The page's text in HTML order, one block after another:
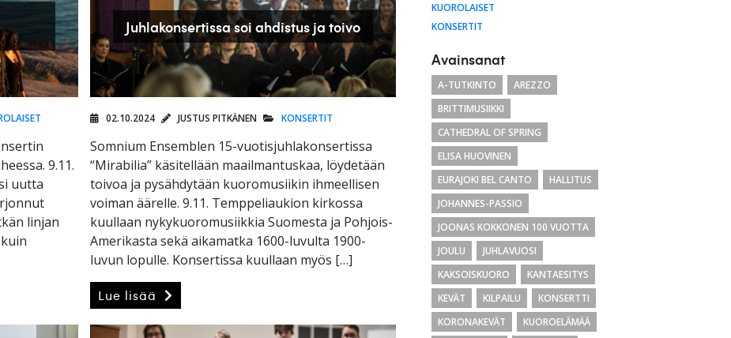
9.11.
uutta
linjan
Juhlakonsertissa soi ahdistus ja toivo
02.10.2024 JUSTUS PITKÄNEN KONSERTIT
Somnium Ensemblen 15-vuotisjuhlakonsertissa
“Mirabilia” käsitellään maailmantuskaa, löydetään
toivoa ja pysähdytään kuoromusiikin ihmeellisen
voiman äärelle. 9.11. Temppeliaukion kirkossa
kuullaan nykykuoromusiikkia Suomesta ja Pohjois-
Amerikasta sekä aikamatka 1600-luvulta 1900-
luvun lopulle. Konsertissa kuullaan myös […]
Lue lisää
KUOROLAISET
KONSERTIT
Avainsanat
A-TUTKINTO
AREZZO
BRITTIMUSIIKKI
CATHEDRAL OF SPRING
ELISA HUOVINEN
EURAJOKI BEL CANTO
HALLITUS
JOHANNES-PASSIO
JOONAS KOKKONEN 100 VUOTTA
JOULU
JUHLAVUOSI
KAKSOISKUORO
KANTAESITYS
KEVÄT
KILPAILU
KONSERTTI
KORONAKEVÄT
KUOROELÄMÄÄ